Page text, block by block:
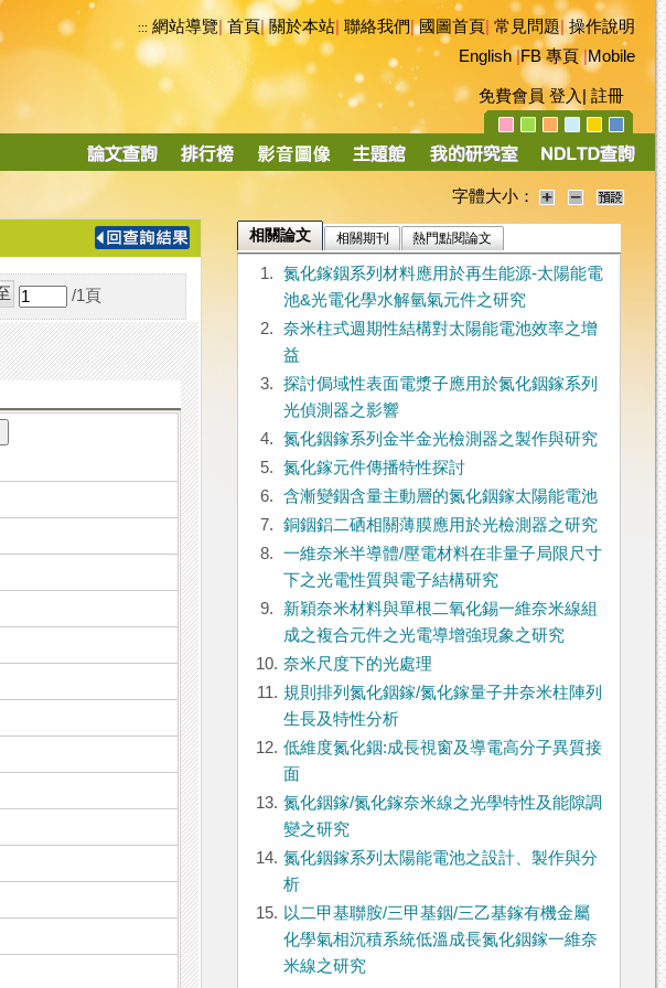
::: 網站導覽|首頁|關於本站 聯絡我們|國圖首頁 常見問題|操作說明
English|FB 專頁|Mobile
免費會員 登入 註冊
導
字體大小：
/1 頁
相關論文 相關期刊 熱門點閱論文
1.
氮化鎵銦系列材料應用於再生能源-太陽能電
池&光電化學水解氫氣元件之研究
2.
奈米柱式週期性結構對太陽能電池效率之增
益
3.
探討侷域性表面電漿子應用於氮化銦鎵系列
光偵測器之影響
4.
氮化銦鎵系列金半金光檢測器之製作與研究
5.
氮化鎵元件傳播特性探討
6.
含漸變銦含量主動層的氮化銦鎵太陽能電池
7.
銅銦鋁二硒相關薄膜應用於光檢測器之研究
8.
一維奈米半導體/壓電材料在非量子局限尺寸
下之光電性質與電子結構研究
9.
新穎奈米材料與單根二氧化錫一維奈米線組
成之複合元件之光電導增強現象之研究
10. 奈米尺度下的光處理
11. 規則排列氮化銦鎵/氮化鎵量子井奈米柱陣列
生長及特性分析
12. 低維度氮化銦:成長視窗及導電高分子異質接
面
13. 氮化銦鎵/氮化鎵奈米線之光學特性及能隙調
變之研究
14. 氮化銦鎵系列太陽能電池之設計、製作與分
析
15. 以二甲基聯胺/三甲基銦/三乙基鎵有機金屬
化學氣相沉積系統低溫成長氮化銦鎵一維奈
米線之研究